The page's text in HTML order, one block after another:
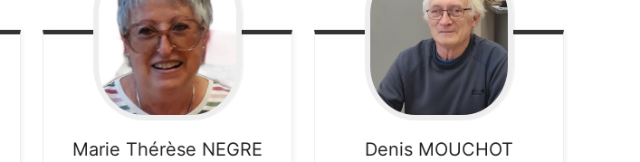
Marie Thérèse NEGRE Denis MOUCHOT